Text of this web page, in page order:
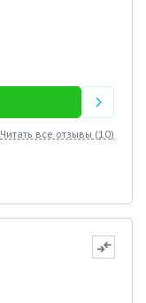
Читать все отзывы (10)